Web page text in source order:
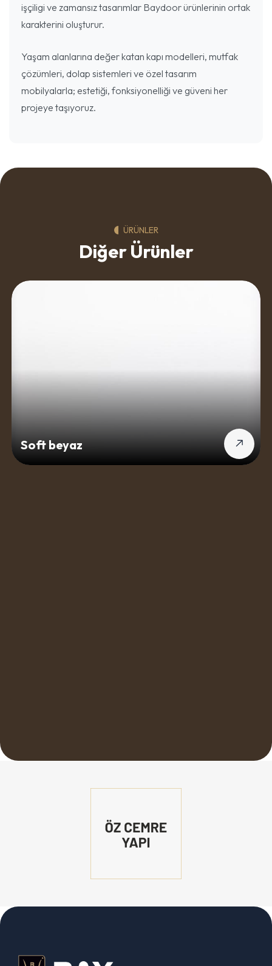
işçiligi ve zamansız tasarımlar Baydoor ürünlerinin ortak
karakterini oluşturur.
Yaşam alanlarına değer katan kapı modelleri, mutfak
çözümleri, dolap sistemleri ve özel tasarım
mobilyalarla; estetiği, fonksiyonelliği ve güveni her
projeye taşıyoruz.
ÜRÜNLER
Diğer Ürünler
Soft beyaz